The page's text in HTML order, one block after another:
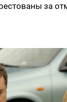
за